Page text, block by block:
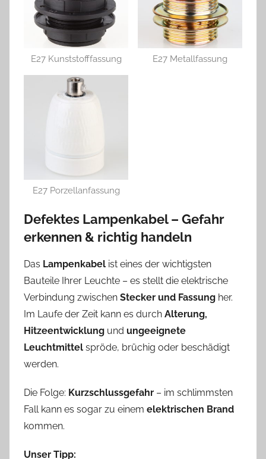
E27 Kunststofffassung E27 Metallfassung
E27 Porzellanfassung
Defektes Lampenkabel – Gefahr
erkennen & richtig handeln
Das Lampenkabel ist eines der wichtigsten
Bauteile Ihrer Leuchte – es stellt die elektrische
Verbindung zwischen Stecker und Fassung her.
Im Laufe der Zeit kann es durch Alterung,
Hitzeentwicklung und ungeeignete
Leuchtmittel spröde, brüchig oder beschädigt
werden.
Die Folge: Kurzschlussgefahr – im schlimmsten
Fall kann es sogar zu einem elektrischen Brand
kommen.
Unser Tipp: